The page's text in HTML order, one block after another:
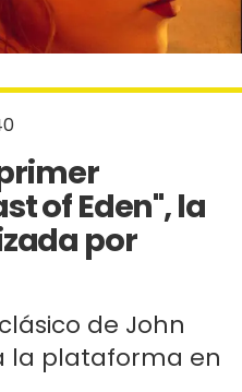
of Eden", la
por
de John
la plataforma en